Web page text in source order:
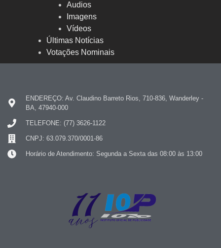
Audios
Imagens
Vídeos
Últimas Notícias
Votações Nominais
ENDEREÇO: Av. Claudino Barreto Rios, 710-836, Wanderley -
BA, 47940-000
TELEFONE: (77) 3626-1122
CNPJ: 63.079.370/0001-86
Horário de Atendimento: Segunda a Sexta das 08:00 às 13:00